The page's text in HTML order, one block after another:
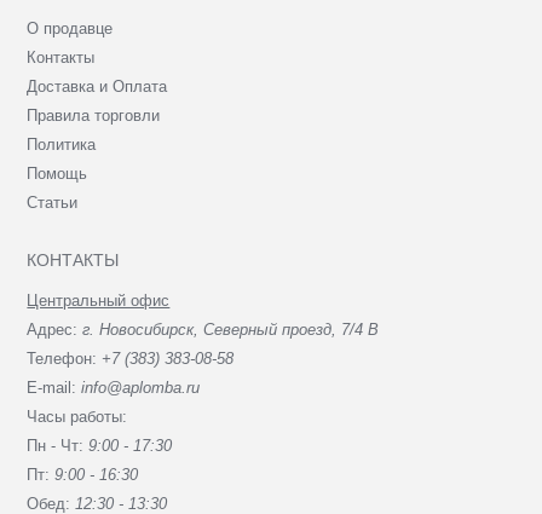
О продавце
Контакты
Доставка и Оплата
Правила торговли
Политика
Помощь
Статьи
КОНТАКТЫ
Центральный офис
Адрес:г. Новосибирск, Северный проезд, 7/4 В
Телефон: +7 (383) 383-08-58
E-mail:info@aplomba.ru
Часы работы:
Пн - Чт:9:00 - 17:30
Пт:9:00 - 16:30
Обед:12:30 - 13:30